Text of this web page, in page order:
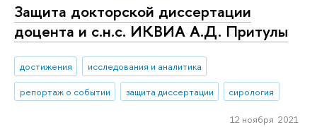
Защита докторской диссертации
доцента и с.н.с. ИКВИА А.Д. Притулы
достижения
исследования и аналитика
репортаж о событии
защита диссертации сирология
12 ноября 2021